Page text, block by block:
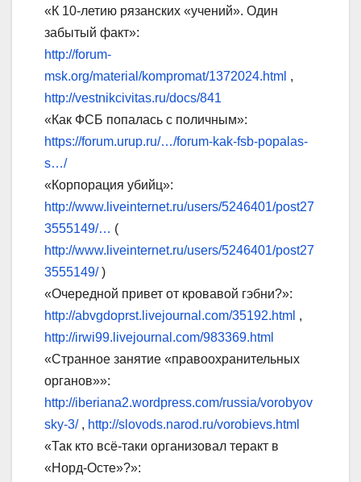
«К 10-летию рязанских «учений». Один
забытый факт»:
http://forum-
msk.org/material/kompromat/1372024.html ,
http://vestnikcivitas.ru/docs/841
«Как ФСБ попалась с поличным»:
https://forum.urup.ru/…/forum-kak-fsb-popalas-
s…/
«Корпорация убийц»:
http://www.liveinternet.ru/users/5246401/post27
3555149/… (
http://www.liveinternet.ru/users/5246401/post27
3555149/)
«Очередной привет от кровавой гэбни?»:
http://abvgdoprst.livejournal.com/35192.html ,
http://irwi99.livejournal.com/983369.html
«Странное занятие «правоохранительных
органов»»:
http://iberiana2.wordpress.com/russia/vorobyov
sky-3/, http://slovods.narod.ru/vorobievs.html
«Так кто всё-таки организовал теракт в
«Норд-Осте»?»: